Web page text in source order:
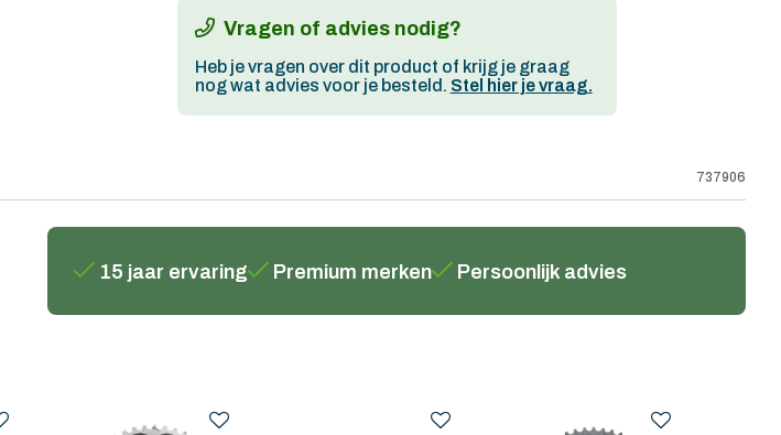
Vragen of advies nodig?
Heb je vragen over dit product of krijg je graag
nog wat advies voor je besteld. Stel hier je vraag.
737906
15 jaar ervaring Premium merken Persoonlijk advies